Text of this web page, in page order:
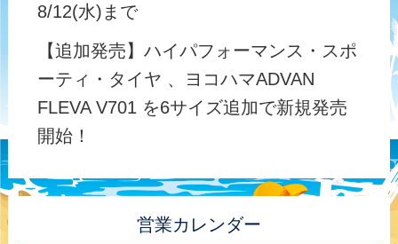
8/12(水)まで
【追加発売】ハイパフォーマンス・スポ
ーティ・タイヤ 、ヨコハマADVAN
FLEVA V701 を6サイズ追加で新規発売
開始！
営業カレンダー